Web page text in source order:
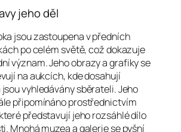
jeho děl
jsou zastoupena v předních
po celém světě, což dokazuje
význam. Jeho obrazy a grafiky se
na aukcích, kde dosahují
vyhledávány sběrateli. Jeho
připomínáno prostřednictvím
představují jeho rozsáhlé dílo
Mnohá muzea a galerie se pyšní